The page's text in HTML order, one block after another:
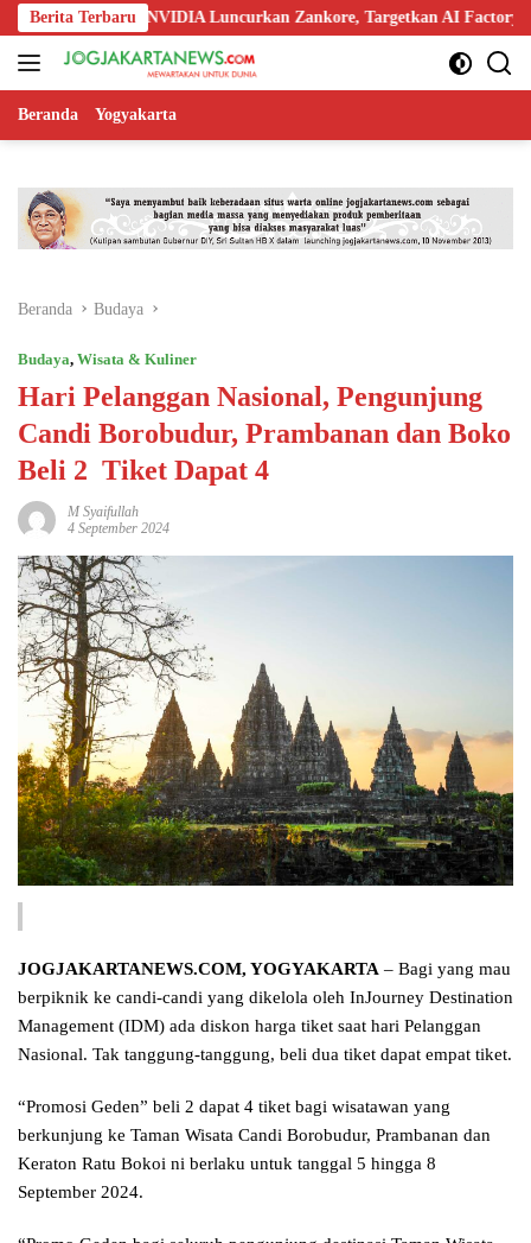
Langsung
ke
konten
Berita Terbaru
dan NVIDIA Luncurkan Zankore, Targetkan AI Factory 1 GW
Beranda Yogyakarta
Beranda Budaya
Budaya, Wisata & Kuliner
Hari Pelanggan Nasional, Pengunjung
Candi Borobudur, Prambanan dan Boko
Beli 2 Tiket Dapat 4
M Syaifullah
4 September 2024
JOGJAKARTANEWS.COM, YOGYAKARTA – Bagi yang mau
berpiknik ke candi-candi yang dikelola oleh InJourney Destination
Management (IDM) ada diskon harga tiket saat hari Pelanggan
Nasional. Tak tanggung-tanggung, beli dua tiket dapat empat tiket.
“Promosi Geden” beli 2 dapat 4 tiket bagi wisatawan yang
berkunjung ke Taman Wisata Candi Borobudur, Prambanan dan
Keraton Ratu Bokoi ni berlaku untuk tanggal 5 hingga 8
September 2024.